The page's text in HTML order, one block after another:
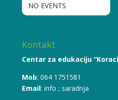
NO EVENTS
Kontakt
Centar za edukaciju
Mob: 064 1751581
Email: info ; saradnja